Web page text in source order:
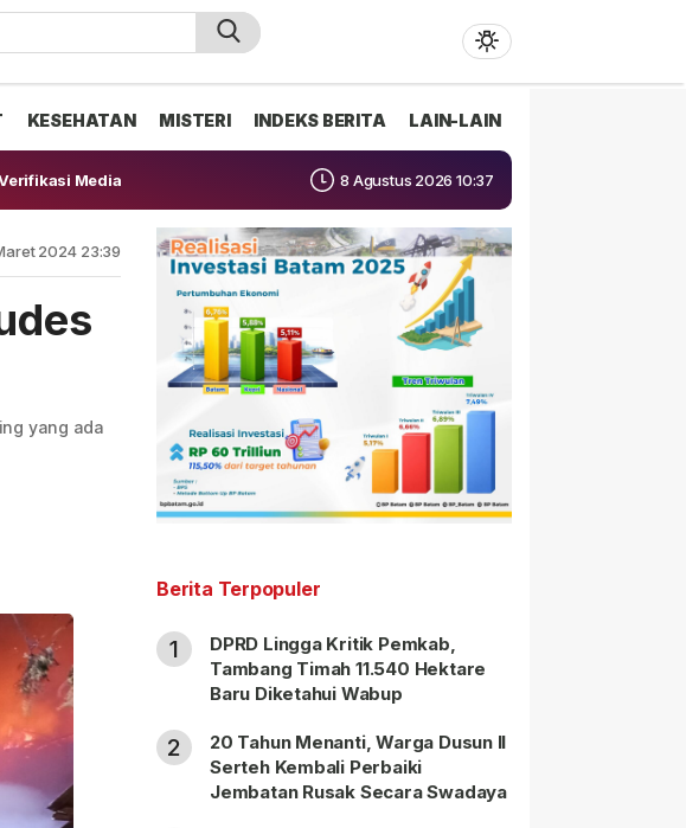
KESEHATAN MISTERI INDEKS BERITA LAIN-LAIN
Media 8 Agustus 2026 10:37
2024 23:39
yang ada
Berita Terpopuler
1
DPRD Lingga Kritik Pemkab,
Tambang Timah 11.540 Hektare
Baru Diketahui Wabup
2
20 Tahun Menanti, Warga Dusun II
Serteh Kembali Perbaiki
Jembatan Rusak Secara Swadaya